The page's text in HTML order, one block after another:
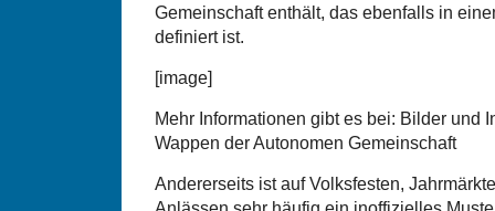
Gemeinschaft enthält, das ebenfalls in
definiert ist.
[image]
Mehr Informationen gibt es bei: Bilder und
Wappen der Autonomen Gemeinschaft
Andererseits ist auf Volksfesten,